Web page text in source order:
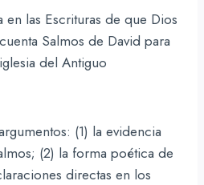
las Escrituras de que Dios
Salmos de David para
del Antiguo
(1) la evidencia
(2) la forma poética de
directas en los